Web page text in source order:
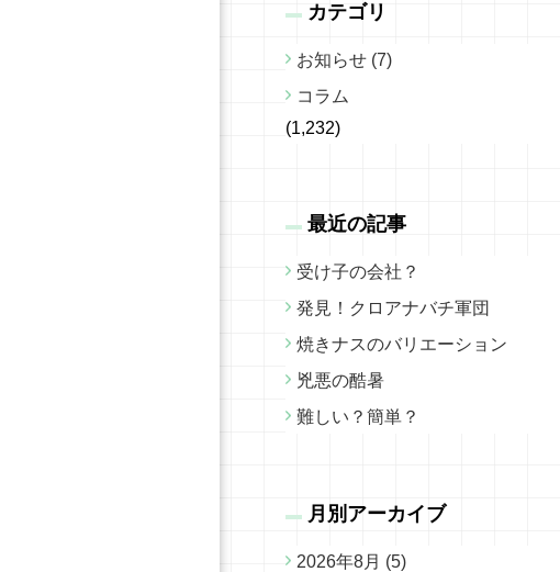
カテゴリ
お知らせ (7)
コラム
(1,232)
最近の記事
受け子の会社？
発見！クロアナバチ軍団
焼きナスのバリエーション
兇悪の酷暑
難しい？簡単？
月別アーカイブ
2026年8月 (5)